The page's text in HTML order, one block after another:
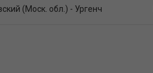
(Моск. обл.) - Ургенч